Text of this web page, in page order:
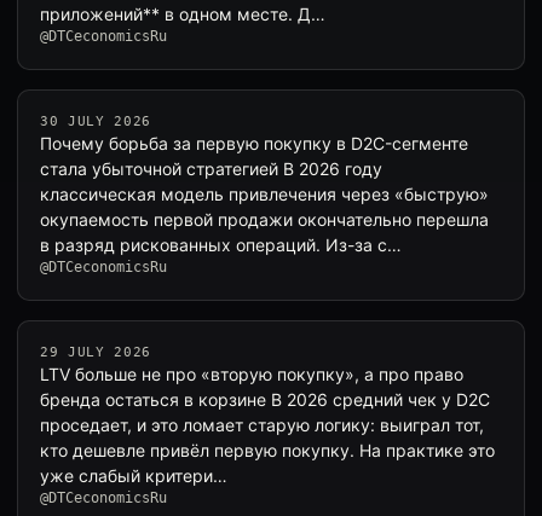
приложений** в одном месте. Д…
@DTCeconomicsRu
30 JULY 2026
Почему борьба за первую покупку в D2C-сегменте
стала убыточной стратегией В 2026 году
классическая модель привлечения через «быструю»
окупаемость первой продажи окончательно перешла
в разряд рискованных операций. Из-за с…
@DTCeconomicsRu
29 JULY 2026
LTV больше не про «вторую покупку», а про право
бренда остаться в корзине В 2026 средний чек у D2C
проседает, и это ломает старую логику: выиграл тот,
кто дешевле привёл первую покупку. На практике это
уже слабый критери…
@DTCeconomicsRu